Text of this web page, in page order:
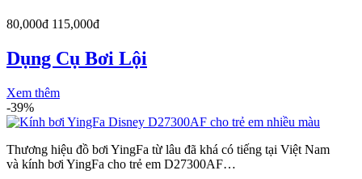
80,000đ 115,000đ
Dụng Cụ Bơi Lội
Xem thêm
-39%
Thương hiệu đồ bơi YingFa từ lâu đã khá có tiếng tại Việt Nam
và kính bơi YingFa cho trẻ em D27300AF…